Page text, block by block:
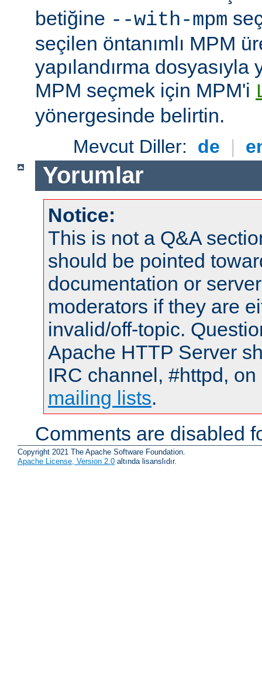
betiğine --with-mpm
seçilen öntanımlı MPM
yapılandırma dosyasıyla
MPM seçmek için MPM'i
yönergesinde belirtin.
Mevcut Diller: de |
Yorumlar
Notice:
This is not a Q&A
should be pointed
documentation or
moderators if they are
invalid/off-topic.
Apache HTTP Server
IRC channel, #httpd,
mailing lists.
Comments are disabled
Copyright 2021 The Apache Software Foundation.
Apache License, Version 2.0 altında lisanslıdır.